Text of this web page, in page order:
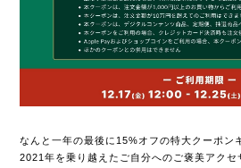
なんと一年の最後に15%オフの特大クーポン
2021年を乗り越えたご自分へのご褒美アクセ